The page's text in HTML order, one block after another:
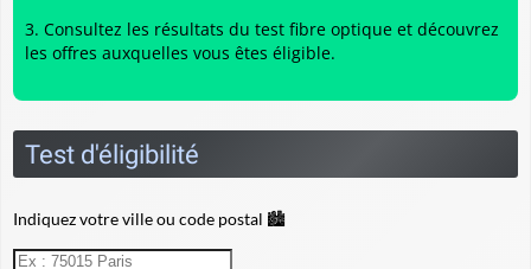
Consultez les résultats du test fibre optique et découvrez
les offres auxquelles vous êtes éligible.
Test d'éligibilité
Indiquez votre ville ou code postal 🏙️